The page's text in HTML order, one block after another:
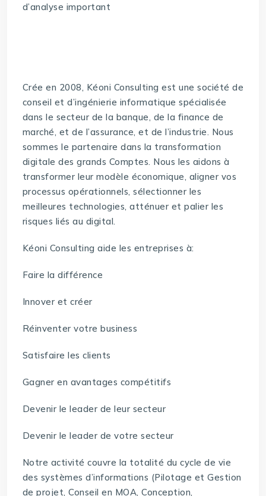
d’analyse important
Crée en 2008, Kéoni Consulting est une société de
conseil et d’ingénierie informatique spécialisée
dans le secteur de la banque, de la finance de
marché, et de l’assurance, et de l’industrie. Nous
sommes le partenaire dans la transformation
digitale des grands Comptes. Nous les aidons à
transformer leur modèle économique, aligner vos
processus opérationnels, sélectionner les
meilleures technologies, atténuer et palier les
risques liés au digital.
Kéoni Consulting aide les entreprises à:
Faire la différence
Innover et créer
Réinventer votre business
Satisfaire les clients
Gagner en avantages compétitifs
Devenir le leader de leur secteur
Devenir le leader de votre secteur
Notre activité couvre la totalité du cycle de vie
des systèmes d’informations (Pilotage et Gestion
de projet, Conseil en MOA, Conception,